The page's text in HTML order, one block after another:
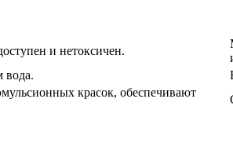
и нетоксичен.
вода.
красок, обеспечивают